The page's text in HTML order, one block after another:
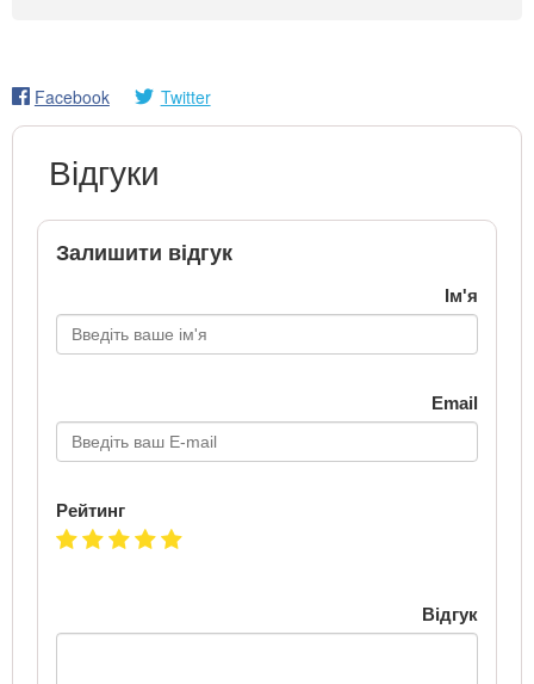
Facebook Twitter
Відгуки
Залишити відгук
Ім'я
Email
Рейтинг
Відгук